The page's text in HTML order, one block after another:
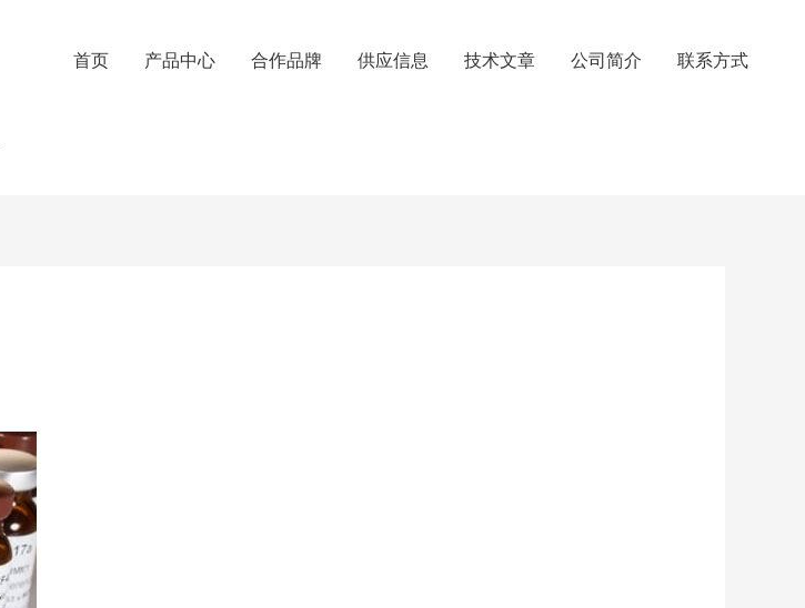
首页 产品中心 合作品牌 供应信息 技术文章 公司简介 联系方式